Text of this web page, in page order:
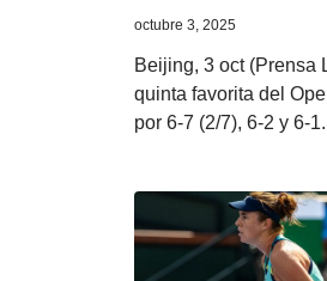
octubre 3, 2025
Beijing, 3 oct (Prensa
quinta favorita del
por 6-7 (2/7), 6-2 y 6-1.